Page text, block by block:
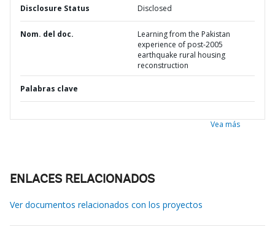
Disclosure Status Disclosed
Nom. del doc.
Learning from the Pakistan
experience of post-2005
earthquake rural housing
reconstruction
Palabras clave
Vea más
ENLACES RELACIONADOS
Ver documentos relacionados con los proyectos